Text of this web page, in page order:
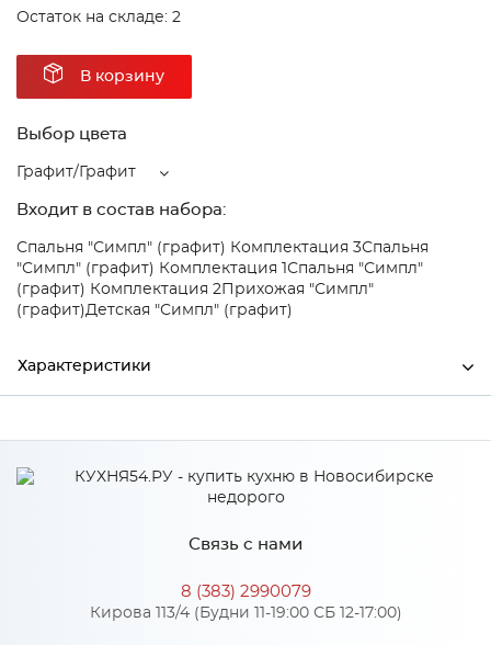
Остаток на складе: 2
В корзину
Выбор цвета
Графит/Графит
Входит в состав набора:
Спальня "Симпл" (графит) Комплектация 3Спальня
"Симпл" (графит) Комплектация 1 Спальня "Симпл"
(графит) Комплектация 2 Прихожая "Симпл"
(графит)Детская "Симпл" (графит)
Характеристики
Высота 494
Графит/Графит
Связь с нами
8 (383) 2990079
Кирова 113/4 (Будни 11-19:00 СБ 12-17:00)